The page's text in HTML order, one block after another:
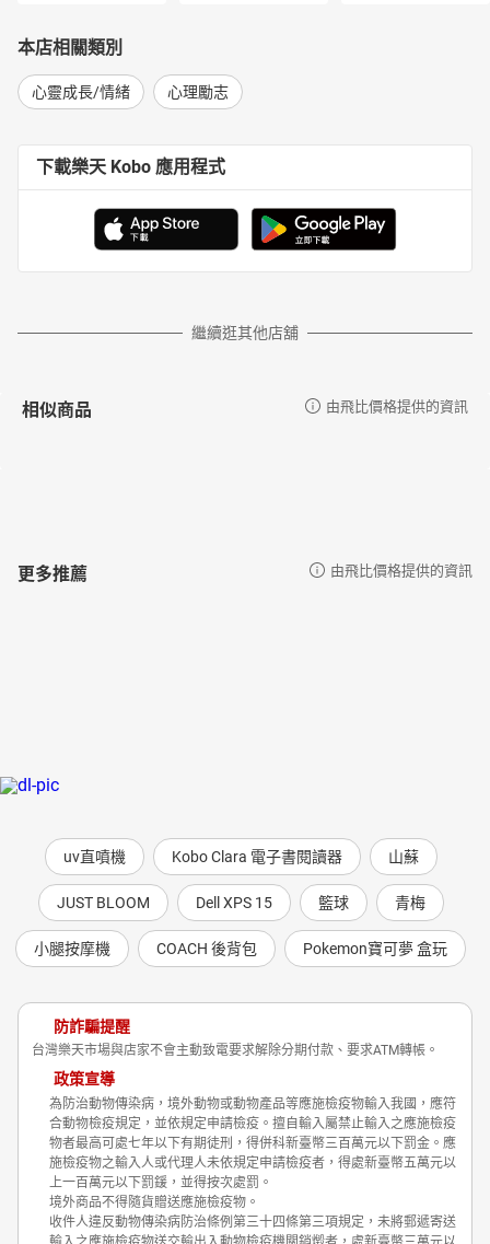
本店相關類別
心靈成長/情緒 心理勵志
下載樂天 Kobo 應用程式
繼續逛其他店舖
相似商品 由飛比價格提供的資訊
更多推薦 由飛比價格提供的資訊
uv直噴機 Kobo Clara 電子書閱讀器 山蘇
JUST BLOOM Dell XPS 15 籃球 青梅
小腿按摩機 COACH 後背包 Pokemon寶可夢 盒玩
防詐騙提醒
台灣樂天市場與店家不會主動致電要求解除分期付款、要求ATM轉帳。
政策宣導
為防治動物傳染病，境外動物或動物產品等應施檢疫物輸入我國，應符
合動物檢疫規定，並依規定申請檢疫。擅自輸入屬禁止輸入之應施檢疫
物者最高可處七年以下有期徒刑，得併科新臺幣三百萬元以下罰金。應
施檢疫物之輸入人或代理人未依規定申請檢疫者，得處新臺幣五萬元以
上一百萬元以下罰鍰，並得按次處罰。
境外商品不得隨貨贈送應施檢疫物。
收件人違反動物傳染病防治條例第三十四條第三項規定，未將郵遞寄送